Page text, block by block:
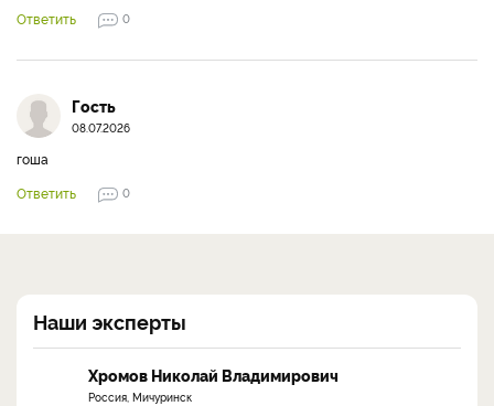
Ответить
0
Гость
08.07.2026
гоша
Ответить
0
Наши эксперты
Хромов Николай Владимирович
Россия, Мичуринск